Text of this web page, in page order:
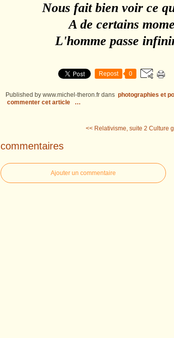
Nous fait bien voir ce
A de certains
L'homme passe
Repost 0
Published by www.michel-theron.fr dans photographies et
commenter cet article
…
<< Relativisme, suite 2 Culture
commentaires
Ajouter un commentaire